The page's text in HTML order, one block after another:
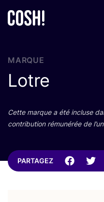
MARQUE
Lotre
Cette marque a été incluse
contri­bu­tion rému­né­rée de
PARTAGEZ